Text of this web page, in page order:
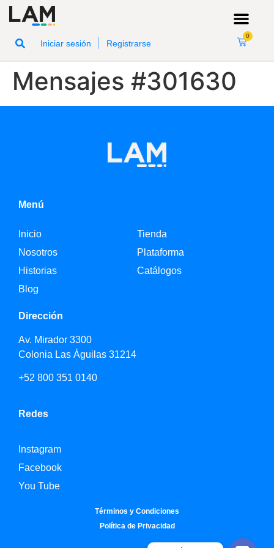
Iniciar sesión Registrarse
0
Mensajes #301630
Menú
Inicio
Nosotros
Historias
Blog
Tienda
Plataforma
Catálogos
Dirección
Av. Mirador 3300
Colonia Las Águilas 31214
+52 800 351 0140
Redes
Instagram
Facebook
You Tube
Términos y Condiciones
Política de Privacidad